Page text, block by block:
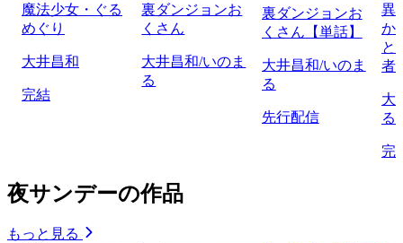
魔法少女・ぐる
めぐり
大井昌和
完結
裏ダンジョンお
くさん
大井昌和/いのま
る
裏ダンジョンお
くさん【単話】
大井昌和/いのま
る
先行配信
異
か
と
者
大
る
完
夜サンデーの作品
もっと見る